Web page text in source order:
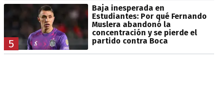
5
Baja inesperada en
Estudiantes: Por qué Fernando
Muslera abandonó la
concentración y se pierde el
partido contra Boca